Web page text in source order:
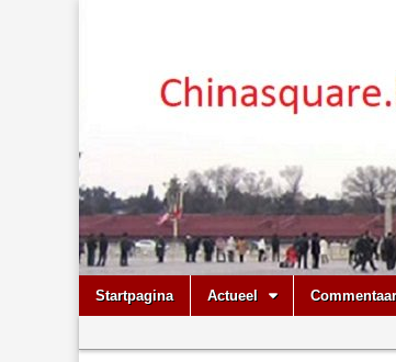
Main
menu
Skip
Startpagina Actueel Commentaar
menu